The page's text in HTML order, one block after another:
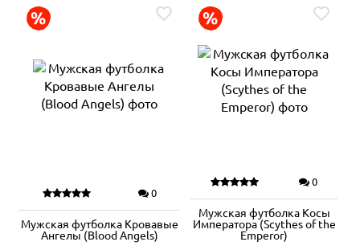
0
Мужская футболка Кровавые
Ангелы (Blood Angels)
0
Мужская футболка Косы
Императора (Scythes of the
Emperor)